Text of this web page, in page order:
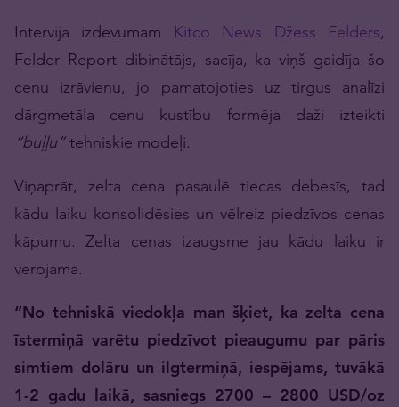
Intervijā izdevumam Kitco News Džess Felders,
Felder Report dibinātājs, sacīja, ka viņš gaidīja šo
cenu izrāvienu, jo pamatojoties uz tirgus analīzi
dārgmetāla cenu kustību formēja daži izteikti
“buļļu”tehniskie modeļi.
Viņaprāt, zelta cena pasaulē tiecas debesīs, tad
kādu laiku konsolidēsies un vēlreiz piedzīvos cenas
kāpumu. Zelta cenas izaugsme jau kādu laiku ir
vērojama.
“No tehniskā viedokļa man šķiet, ka zelta cena
īstermiņā varētu piedzīvot pieaugumu par pāris
simtiem dolāru un ilgtermiņā, iespējams, tuvākā
1-2 gadu laikā, sasniegs 2700 – 2800 USD/oz